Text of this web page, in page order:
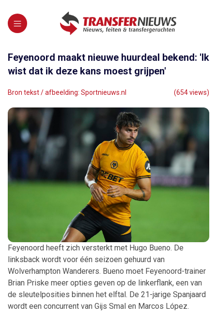
Feyenoord maakt nieuwe huurdeal bekend: 'Ik
wist dat ik deze kans moest grijpen'
Bron tekst / afbeelding: Sportnieuws.nl (654 views)
Feyenoord heeft zich versterkt met Hugo Bueno. De
linksback wordt voor één seizoen gehuurd van
Wolverhampton Wanderers. Bueno moet Feyenoord-trainer
Brian Priske meer opties geven op de linkerflank, een van
de sleutelposities binnen het elftal. De 21-jarige Spanjaard
wordt een concurrent van Gijs Smal en Marcos López.